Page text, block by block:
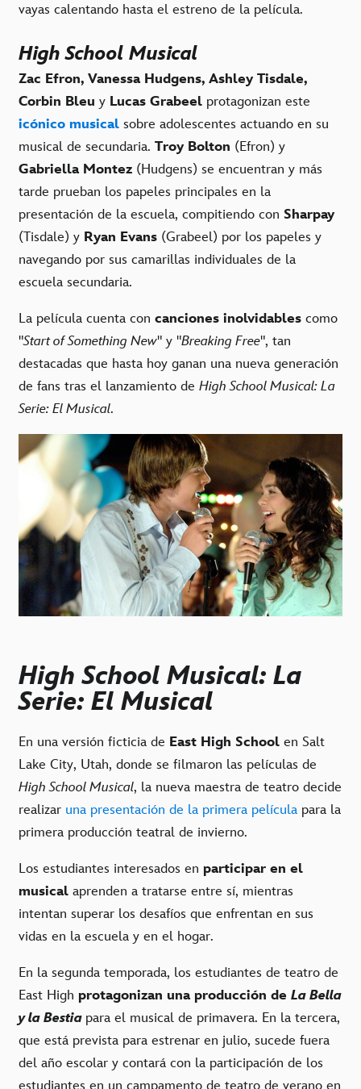
vayas calentando hasta el estreno de la película.
High School Musical
Zac Efron, Vanessa Hudgens, Ashley Tisdale,
Corbin Bleu y Lucas Grabeel protagonizan este
icónico musical sobre adolescentes actuando en su
musical de secundaria. Troy Bolton (Efron) y
Gabriella Montez (Hudgens) se encuentran y más
tarde prueban los papeles principales en la
presentación de la escuela, compitiendo con Sharpay
(Tisdale) y Ryan Evans (Grabeel) por los papeles y
navegando por sus camarillas individuales de la
escuela secundaria.
La película cuenta con canciones inolvidables como
"Start of Something New" y "Breaking Free", tan
destacadas que hasta hoy ganan una nueva generación
de fans tras el lanzamiento de High School Musical: La
Serie: El Musical.
High School Musical: La
Serie: El Musical
En una versión ficticia de East High School en Salt
Lake City, Utah, donde se filmaron las películas de
High School Musical, la nueva maestra de teatro decide
realizar una presentación de la primera película para la
primera producción teatral de invierno.
Los estudiantes interesados en participar en el
musical aprenden a tratarse entre sí, mientras
intentan superar los desafíos que enfrentan en sus
vidas en la escuela y en el hogar.
En la segunda temporada, los estudiantes de teatro de
East High protagonizan una producción de La Bella
y la Bestia para el musical de primavera. En la tercera,
que está prevista para estrenar en julio, sucede fuera
del año escolar y contará con la participación de los